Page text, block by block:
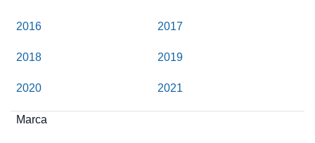
2016 2017
2018 2019
2020 2021
Marca